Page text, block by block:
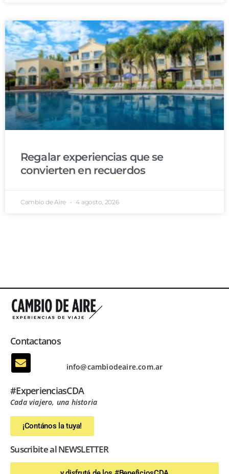
Regalar experiencias que se
convierten en recuerdos
Cambio de Aire 4 agosto, 2026
Contactanos
info@cambiodeaire.com.ar
#ExperienciasCDA
Cada viajero, una historia
¡Contános la tuya!
Suscribite al NEWSLETTER